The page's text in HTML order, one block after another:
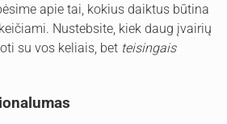
apie tai, kokius daiktus būtina
Nustebsite, kiek daug įvairių
su vos keliais, bet teisingais